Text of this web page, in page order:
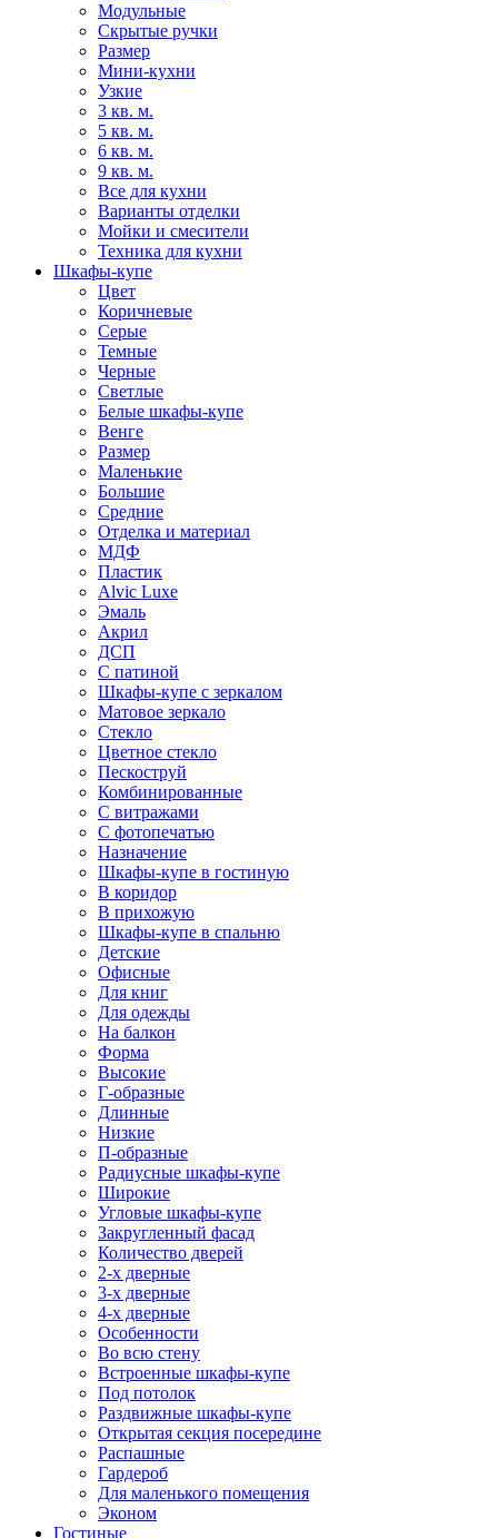
Модульные
Скрытые ручки
Размер
Мини-кухни
Узкие
3 кв. м.
5 кв. м.
6 кв. м.
9 кв. м.
Все для кухни
Варианты отделки
Мойки и смесители
Техника для кухни
Шкафы-купе
Цвет
Коричневые
Серые
Темные
Черные
Светлые
Белые шкафы-купе
Венге
Размер
Маленькие
Большие
Средние
Отделка и материал
МДФ
Пластик
Alvic Luxe
Эмаль
Акрил
ДСП
С патиной
Шкафы-купе с зеркалом
Матовое зеркало
Стекло
Цветное стекло
Пескоструй
Комбинированные
С витражами
С фотопечатью
Назначение
Шкафы-купе в гостиную
В коридор
В прихожую
Шкафы-купе в спальню
Детские
Офисные
Для книг
Для одежды
На балкон
Форма
Высокие
Г-образные
Длинные
Низкие
П-образные
Радиусные шкафы-купе
Широкие
Угловые шкафы-купе
Закругленный фасад
Количество дверей
2-х дверные
3-х дверные
4-х дверные
Особенности
Во всю стену
Встроенные шкафы-купе
Под потолок
Раздвижные шкафы-купе
Открытая секция посередине
Распашные
Гардероб
Для маленького помещения
Эконом
Гостиные